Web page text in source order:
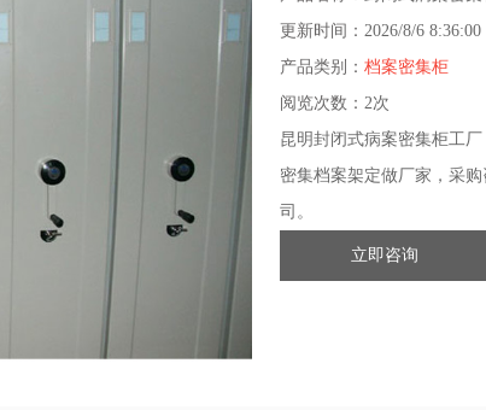
更新时间： 2026/8/6 8:36:00
产品类别： 档案密集柜
阅览次数： 2次
昆明封闭式病案密集柜工
密集档案架定做厂家，采
司。
立即咨询